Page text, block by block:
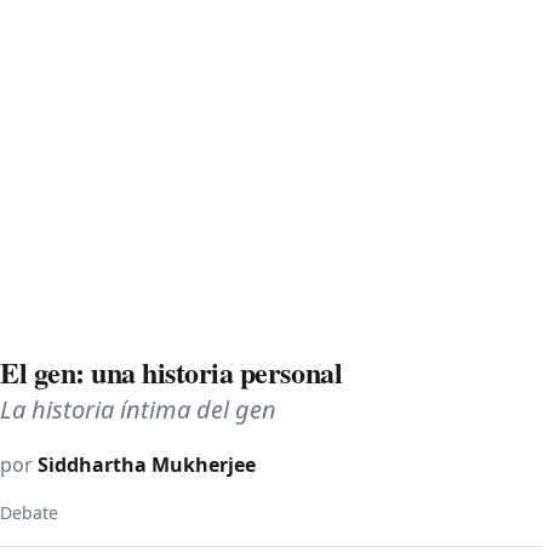
El gen: una historia personal
La historia íntima del gen
porSiddhartha Mukherjee
Debate